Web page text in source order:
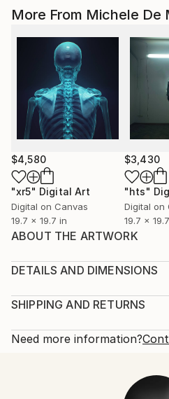
More From Michele De
$4,580
"xr5" Digital Art
Digital on Canvas
19.7 x 19.7 in
$3,430
"hts"
Digital on
19.7 x
ABOUT THE ARTWORK
site specific installations on
2020
Abstract
DETAILS AND DIMENSIONS
Print, Giclee on Canvas
Open Edition
SHIPPING AND RETURNS
Calculated at checkout.
10-14 business days for
Need more information?